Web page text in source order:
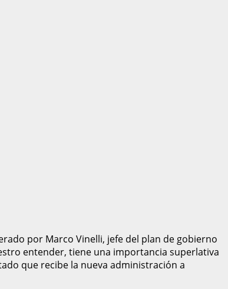
por Marco Vinelli, jefe del plan de gobierno
entender, tiene una importancia superlativa
que recibe la nueva administración a